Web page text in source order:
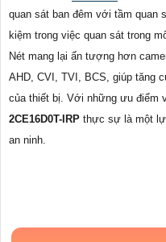
quan sát ban đêm với tầm quan
kiệm trong việc quan sát trong
Nét mang lại ấn tượng hơn
AHD, CVI, TVI, BCS, giúp tăng
của thiết bị. Với những ưu điểm
2CE16D0T-IRP thực sự là một
an ninh.